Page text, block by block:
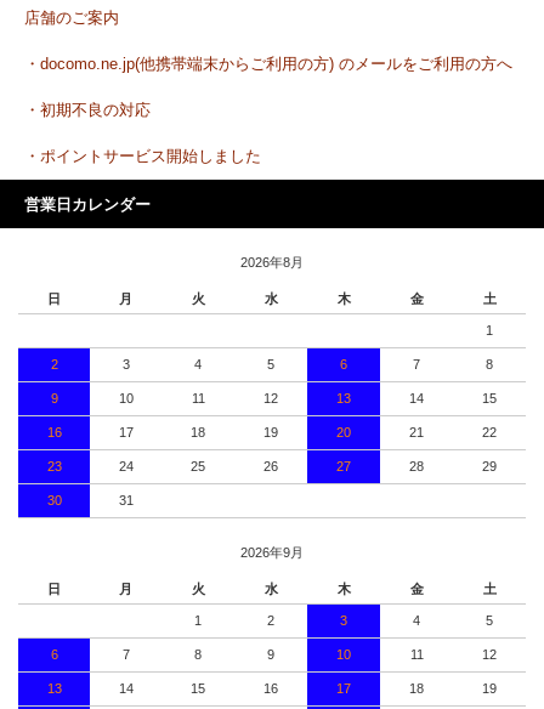
店舗のご案内
・docomo.ne.jp(他携帯端末からご利用の方) のメールをご利用の方へ
・初期不良の対応
・ポイントサービス開始しました
営業日カレンダー
2026年8月
日 月 火 水 木 金 土
1
2 3 4 5 6 7 8
9 10 11 12 13 14 15
16 17 18 19 20 21 22
23 24 25 26 27 28 29
30 31
2026年9月
日 月 火 水 木 金 土
1 2 3 4 5
6 7 8 9 10 11 12
13 14 15 16 17 18 19